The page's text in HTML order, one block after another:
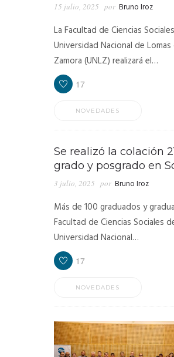
15 julio, 2025 por Bruno Iroz
La Facultad de Ciencias
Universidad Nacional de Lomas
Zamora (UNLZ) realizará el…
17
NOVEDADES
Se realizó la colación
grado y posgrado en
3 julio, 2025 por Bruno Iroz
Más de 100 graduados y
Facultad de Ciencias Sociales
Universidad Nacional…
17
NOVEDADES